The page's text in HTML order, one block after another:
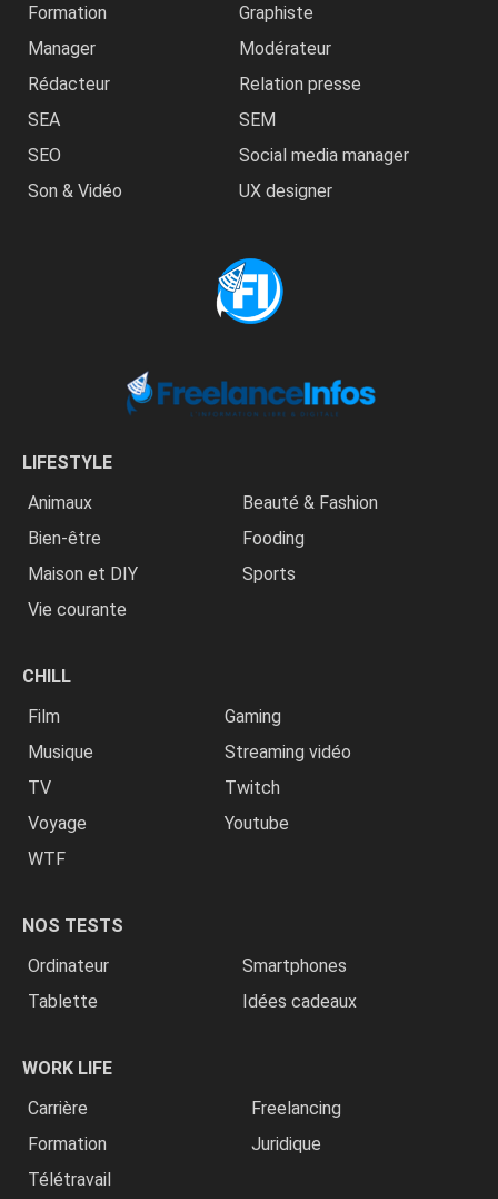
Formation
Graphiste
Manager
Modérateur
Rédacteur
Relation presse
SEA
SEM
SEO
Social media manager
Son & Vidéo
UX designer
LIFESTYLE
Animaux
Beauté & Fashion
Bien-être
Fooding
Maison et DIY
Sports
Vie courante
CHILL
Film
Gaming
Musique
Streaming vidéo
TV
Twitch
Voyage
Youtube
WTF
NOS TESTS
Ordinateur
Smartphones
Tablette
Idées cadeaux
WORK LIFE
Carrière
Freelancing
Formation
Juridique
Télétravail